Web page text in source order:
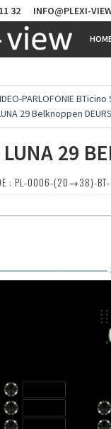
32 INFO@PLEXI-
PARLOFONIE BTicino
29 Belknoppen
LUNA 29
: PL-0006-(20→38)-